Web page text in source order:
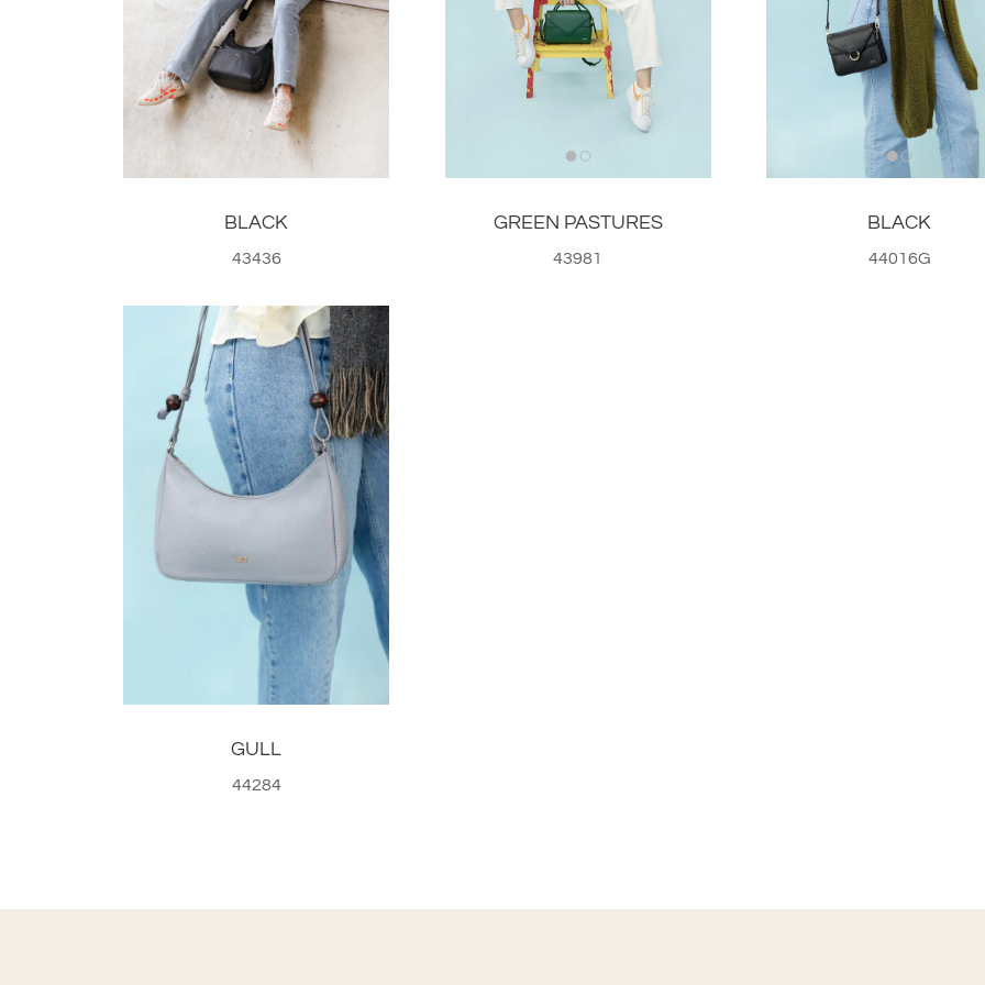
BLACK
43436
GREEN PASTURES
43981
BLACK
44016G
GULL
44284